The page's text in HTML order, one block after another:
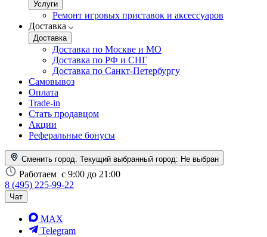
Услуги
Ремонт игровых приставок и аксессуаров
Доставка
Доставка
Доставка по Москве и МО
Доставка по РФ и СНГ
Доставка по Санкт-Петербургу
Самовывоз
Оплата
Trade-in
Стать продавцом
Акции
Реферальные бонусы
Сменить город. Текущий выбранный город: Не выбран
Работаем с 9:00 до 21:00
8 (495) 225-99-22
Чат
MAX
Telegram